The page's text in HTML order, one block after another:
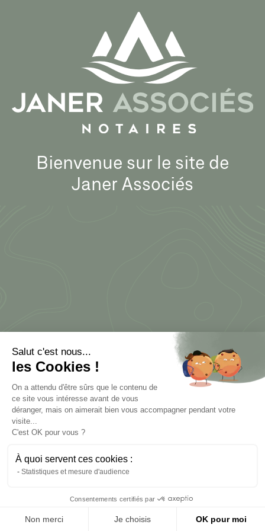
Bienvenue sur le site de
Janer Associés
Choix de la langue :
Français Anglais Néerlandais
Particulier Professionnel
Salut c'est nous...
les Cookies !
On a attendu d'être sûrs que le contenu de
ce site vous intéresse avant de vous
déranger, mais on aimerait bien vous accompagner pendant votre
visite...
C'est OK pour vous ?
À quoi servent ces cookies :
Statistiques et mesure d'audience
Consentements certifiés par
Non merci Je choisis OK pour moi